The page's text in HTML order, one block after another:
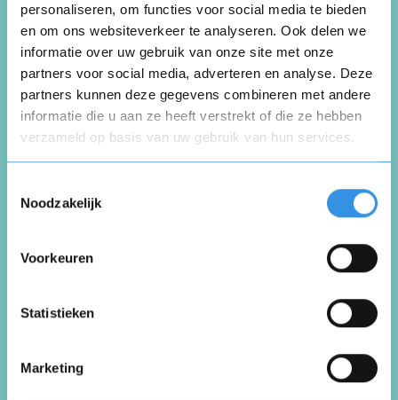
personaliseren, om functies voor social media te bieden
en om ons websiteverkeer te analyseren. Ook delen we
informatie over uw gebruik van onze site met onze
partners voor social media, adverteren en analyse. Deze
partners kunnen deze gegevens combineren met andere
informatie die u aan ze heeft verstrekt of die ze hebben
verzameld op basis van uw gebruik van hun services.
Noodzakelijk
Voorkeuren
Statistieken
Marketing
Schrijf een review over
Vrieling Westerbork
Schrijf een review